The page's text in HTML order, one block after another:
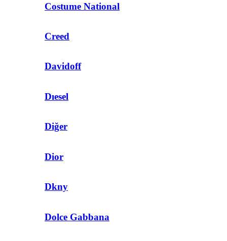
Costume National
Creed
Davidoff
Dıesel
Diğer
Dior
Dkny
Dolce Gabbana